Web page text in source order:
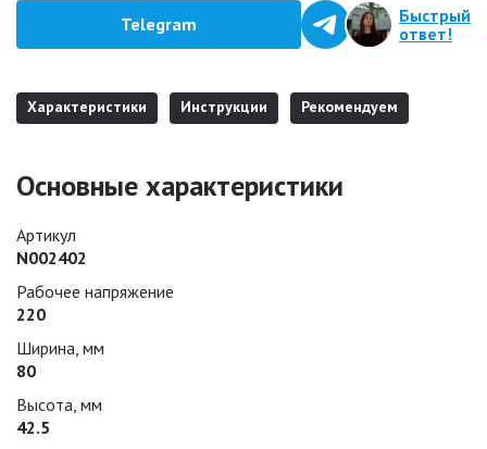
Telegram
Быстрый
ответ!
Характеристики Инструкции Рекомендуем
Основные характеристики
Артикул
N002402
Рабочее напряжение
220
Ширина, мм
80
Высота, мм
42.5